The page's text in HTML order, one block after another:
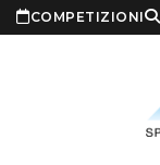
COMPETIZIONI